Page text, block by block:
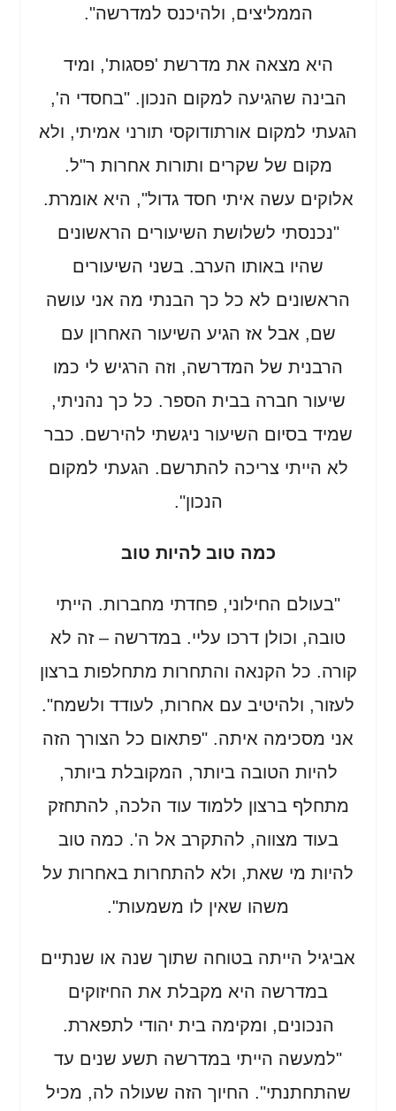
הממליצים, ולהיכנס למדרשה".
היא מצאה את מדרשת 'פסגות', ומיד
הבינה שהגיעה למקום הנכון. "בחסדי ה',
הגעתי למקום אורתודוקסי תורני אמיתי, ולא
מקום של שקרים ותורות אחרות ר"ל.
אלוקים עשה איתי חסד גדול", היא אומרת.
"נכנסתי לשלושת השיעורים הראשונים
שהיו באותו הערב. בשני השיעורים
הראשונים לא כל כך הבנתי מה אני עושה
שם, אבל אז הגיע השיעור האחרון עם
הרבנית של המדרשה, וזה הרגיש לי כמו
שיעור חברה בבית הספר. כל כך נהניתי,
שמיד בסיום השיעור ניגשתי להירשם. כבר
לא הייתי צריכה להתרשם. הגעתי למקום
הנכון".
כמה טוב להיות טוב
"בעולם החילוני, פחדתי מחברות. הייתי
טובה, וכולן דרכו עליי. במדרשה – זה לא
קורה. כל הקנאה והתחרות מתחלפות ברצון
לעזור, ולהיטיב עם אחרות, לעודד ולשמח".
אני מסכימה איתה. "פתאום כל הצורך הזה
להיות הטובה ביותר, המקובלת ביותר,
מתחלף ברצון ללמוד עוד הלכה, להתחזק
בעוד מצווה, להתקרב אל ה'. כמה טוב
להיות מי שאת, ולא להתחרות באחרות על
משהו שאין לו משמעות".
אביגיל הייתה בטוחה שתוך שנה או שנתיים
במדרשה היא מקבלת את החיזוקים
הנכונים, ומקימה בית יהודי לתפארת.
"למעשה הייתי במדרשה תשע שנים עד
שהתחתנתי". החיוך הזה שעולה לה, מכיל